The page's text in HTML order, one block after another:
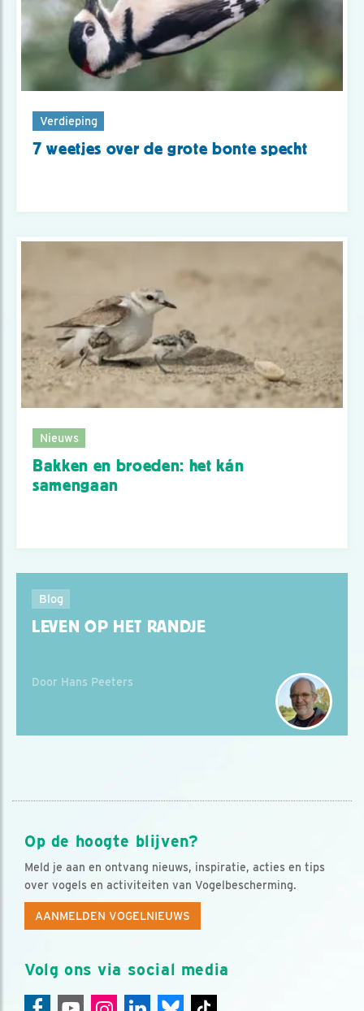
Verdieping
7 weetjes over de grote bonte specht
Nieuws
Bakken en broeden: het kán
samengaan
Blog
LEVEN OP HET RANDJE
Door Hans Peeters
Op de hoogte blijven?
Meld je aan en ontvang nieuws, inspiratie, acties en tips
over vogels en activiteiten van Vogelbescherming.
AANMELDEN VOGELNIEUWS
Volg ons via social media